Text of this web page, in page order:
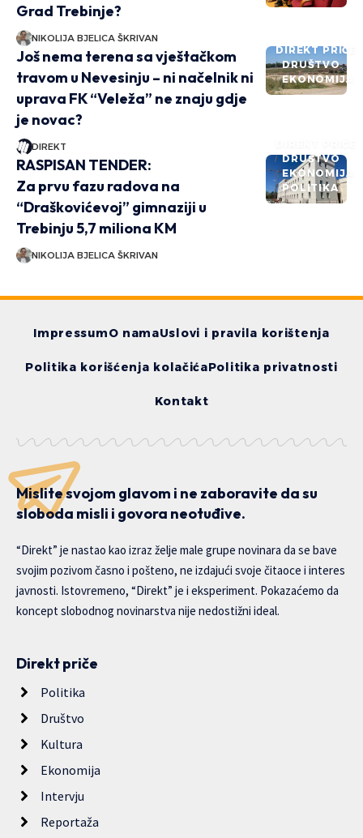
Grad Trebinje?
NIKOLIJA BJELICA ŠKRIVAN
DIREKT PRIČE
DRUŠTVO
EKONOMIJA
Još nema terena sa vještačkom
travom u Nevesinju – ni načelnik ni
uprava FK “Veleža” ne znaju gdje
je novac?
DIREKT
DRUŠTVO
EKONOMIJA
POLITIKA
RASPISAN TENDER:
Za prvu fazu radova na
“Draškovićevoj” gimnaziji u
Trebinju 5,7 miliona KM
NIKOLIJA BJELICA ŠKRIVAN
ImpressumO namaUslovi i pravila korištenja
Politika korišćenja kolačićaPolitika privatnosti
Kontakt
Mislite svojom glavom i ne zaboravite da su
sloboda misli i govora neotuđive.
“Direkt” je nastao kao izraz želje male grupe novinara da se bave
svojim pozivom časno i pošteno, ne izdajući svoje čitaoce i interes
javnosti. Istovremeno, “Direkt” je i eksperiment. Pokazaćemo da
koncept slobodnog novinarstva nije nedostižni ideal.
Direkt priče
Politika
Društvo
Kultura
Ekonomija
Intervju
Reportaža